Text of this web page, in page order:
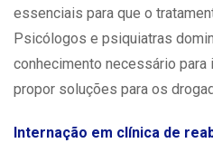
essenciais para que o
Psicólogos e psiquiatras
conhecimento necessário
propor soluções para os
Internação em clínica de